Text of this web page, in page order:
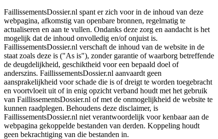
FaillissementsDossier.nl spant er zich voor in de inhoud van deze
webpagina, afkomstig van openbare bronnen, regelmatig te
actualiseren en aan te vullen. Ondanks deze zorg en aandacht is het
mogelijk dat de inhoud onvolledig en/of onjuist is.
FaillissementsDossier.nl verschaft de inhoud van de website in de
staat zoals deze is ("As is"), zonder garantie of waarborg betreffende
de deugdelijkheid, geschiktheid voor een bepaald doel of
anderszins. FaillissementsDossier.nl aanvaardt geen
aansprakelijkheid voor schade die is of dreigt te worden toegebracht
en voortvloeit uit of in enig opzicht verband houdt met het gebruik
van FaillissementsDossier.nl of met de onmogelijkheid de website te
kunnen raadplegen. Behoudens deze disclaimer, is
FaillissementsDossier.nl niet verantwoordelijk voor kenbaar aan de
webpagina gekoppelde bestanden van derden. Koppeling houdt
geen bekrachtiging van die bestanden in.